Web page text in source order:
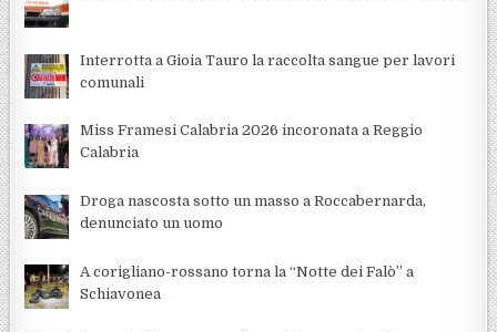
Interrotta a Gioia Tauro la raccolta sangue per lavori
comunali
Miss Framesi Calabria 2026 incoronata a Reggio
Calabria
Droga nascosta sotto un masso a Roccabernarda,
denunciato un uomo
A corigliano-rossano torna la “Notte dei Falò” a
Schiavonea